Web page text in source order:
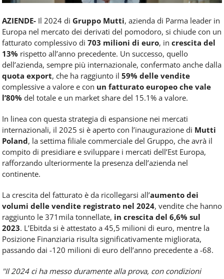
AZIENDE- Il 2024 di Gruppo Mutti, azienda di Parma leader in
Europa nel mercato dei derivati del pomodoro, si chiude con un
fatturato complessivo di 703 milioni di euro, in crescita del
13% rispetto all’anno precedente. Un successo, quello
dell’azienda, sempre più internazionale, confermato anche dalla
quota export, che ha raggiunto il 59% delle vendite
complessive a valore e con un fatturato europeo che vale
l’80% del totale e un market share del 15.1% a valore.
In linea con questa strategia di espansione nei mercati
internazionali, il 2025 si è aperto con l’inaugurazione di Mutti
Poland, la settima filiale commerciale del Gruppo, che avrà il
compito di presidiare e sviluppare i mercati dell’Est Europa,
rafforzando ulteriormente la presenza dell’azienda nel
continente.
La crescita del fatturato è da ricollegarsi all’aumento dei
volumi delle vendite registrato nel 2024, vendite che hanno
raggiunto le 371mila tonnellate, in crescita del 6,6% sul
2023. L’Ebitda si è attestato a 45,5 milioni di euro, mentre la
Posizione Finanziaria risulta significativamente migliorata,
passando dai -120 milioni di euro dell’anno precedente a -68.
"Il 2024 ci ha messo duramente alla prova, con condizioni